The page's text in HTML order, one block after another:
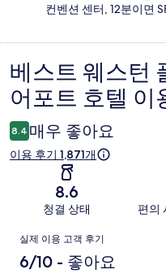
컨벤션 센터, 12분이면
이
용
후
기
베스트 웨스턴
어포트 호텔 이
8.4 매우 좋아요
이용 후기 1,871개
8.6
청결 상태 편의
이
용
실제 이용 고객 후기
6/10 - 좋아요